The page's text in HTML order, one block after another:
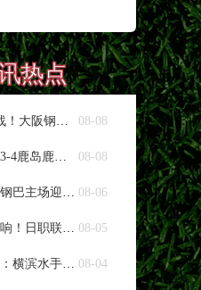
青岛西海岸
热点
日职联首轮7球大战！大阪钢巴4‑3绝杀十人浦和红钻 08-08
日职联：横滨水手3‑4鹿岛鹿角，卡夫里奇补时双响上演逆转绝杀 08-08
日职联前瞻：大阪钢巴主场迎战浦和红钻，残阵对决看点十足 08-06
跨年新赛季即将打响！日职联夏窗人员变动盘点 08-05
8月7日日职联前瞻：横滨水手vs鹿岛鹿角 08-04